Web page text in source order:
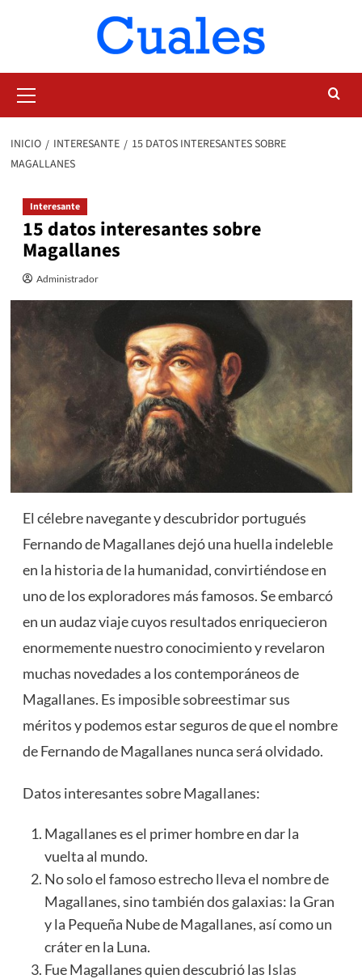
primario
INICIO INTERESANTE
15 DATOS INTERESANTES SOBRE
MAGALLANES
Interesante
15 datos interesantes sobre
Magallanes
Administrador
El célebre navegante y descubridor portugués
Fernando de Magallanes dejó una huella indeleble
en la historia de la humanidad, convirtiéndose en
uno de los exploradores más famosos. Se embarcó
en un audaz viaje cuyos resultados enriquecieron
enormemente nuestro conocimiento y revelaron
muchas novedades a los contemporáneos de
Magallanes. Es imposible sobreestimar sus
méritos y podemos estar seguros de que el nombre
de Fernando de Magallanes nunca será olvidado.
Datos interesantes sobre Magallanes:
Magallanes es el primer hombre en dar la
vuelta al mundo.
No solo el famoso estrecho lleva el nombre de
Magallanes, sino también dos galaxias: la Gran
y la Pequeña Nube de Magallanes, así como un
cráter en la Luna.
Fue Magallanes quien descubrió las Islas